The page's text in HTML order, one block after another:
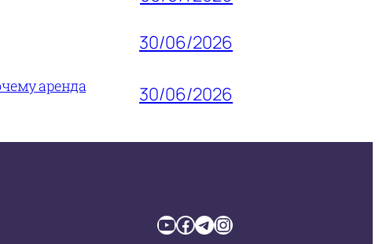
30/06/2026
аренда
30/06/2026
YouTube Facebook TelegramInstagram